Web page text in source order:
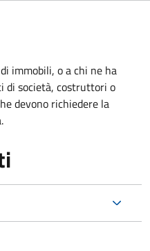
immobili, o a chi ne ha
di società, costruttori o
devono richiedere la